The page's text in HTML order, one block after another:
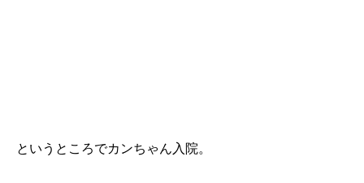
というところでカンちゃん入院。